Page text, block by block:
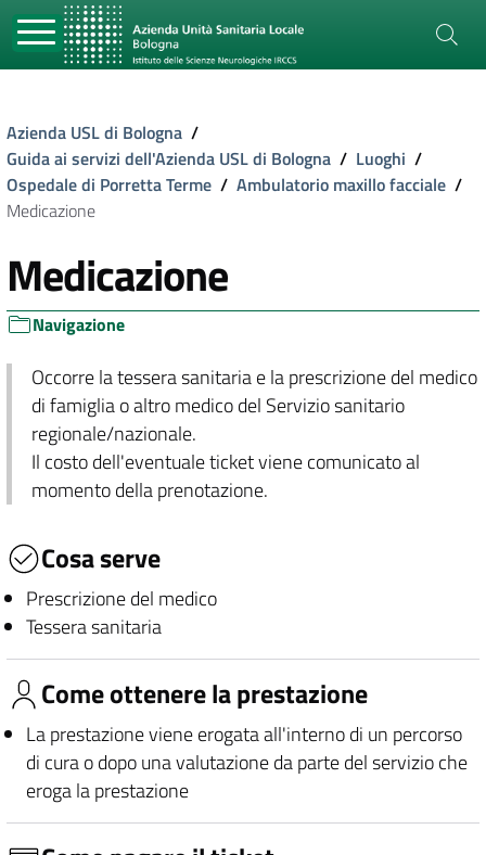
Azienda USL di Bologna /
Guida ai servizi dell'Azienda USL di Bologna / Luoghi /
Ospedale di Porretta Terme / Ambulatorio maxillo facciale /
Medicazione
Medicazione
Navigazione
Occorre la tessera sanitaria e la prescrizione del medico
di famiglia o altro medico del Servizio sanitario
regionale/nazionale.
Il costo dell'eventuale ticket viene comunicato al
momento della prenotazione.
Cosa serve
Prescrizione del medico
Tessera sanitaria
Come ottenere la prestazione
La prestazione viene erogata all'interno di un percorso
di cura o dopo una valutazione da parte del servizio che
eroga la prestazione